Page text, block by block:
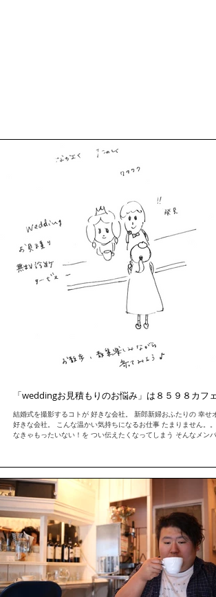
「weddingお見積もりのお悩み」は８５９８カフ
結婚式を撮影するコトが 好きな会社。 新郎新婦おふたりの 幸せ
好きな会社。 こんな温かい気持ちになるお仕事 たまりません。
なきゃもったいない！を つい伝えたくなってしまう そんなメン